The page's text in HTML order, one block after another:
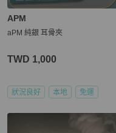
APM
aPM 純銀 耳骨夾
TWD 1,000
狀況良好 本地 免運